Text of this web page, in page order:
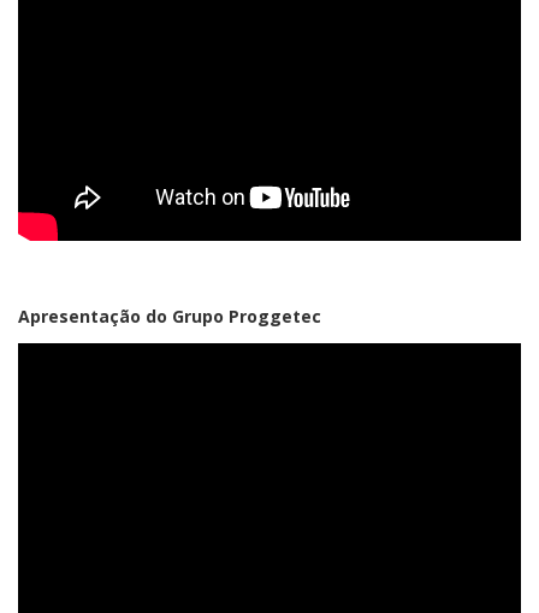
Apresentação do Grupo Proggetec